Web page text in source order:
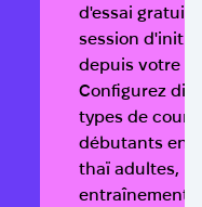
d'essai gratuit
session
depuis votre
Configurez
types de
débutants
thaï adultes,
entraînement